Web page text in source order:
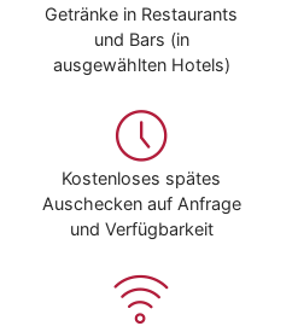
Getränke in Restaurants
und Bars (in
ausgewählten Hotels)
Kostenloses spätes
Auschecken auf Anfrage
und Verfügbarkeit